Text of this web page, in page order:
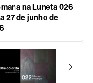
na Luneta 026
a 27 de junho de